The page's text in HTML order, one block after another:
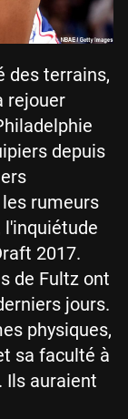
des terrains,
rejouer
depuis
rumeurs
l'inquiétude
2017.
de Fultz ont
jours.
physiques,
sa faculté à
Ils auraient